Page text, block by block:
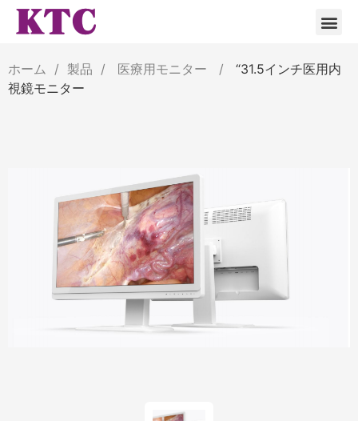
ホーム / 製品 / 医療用モニター /
“31.5インチ医用内
視鏡モニター